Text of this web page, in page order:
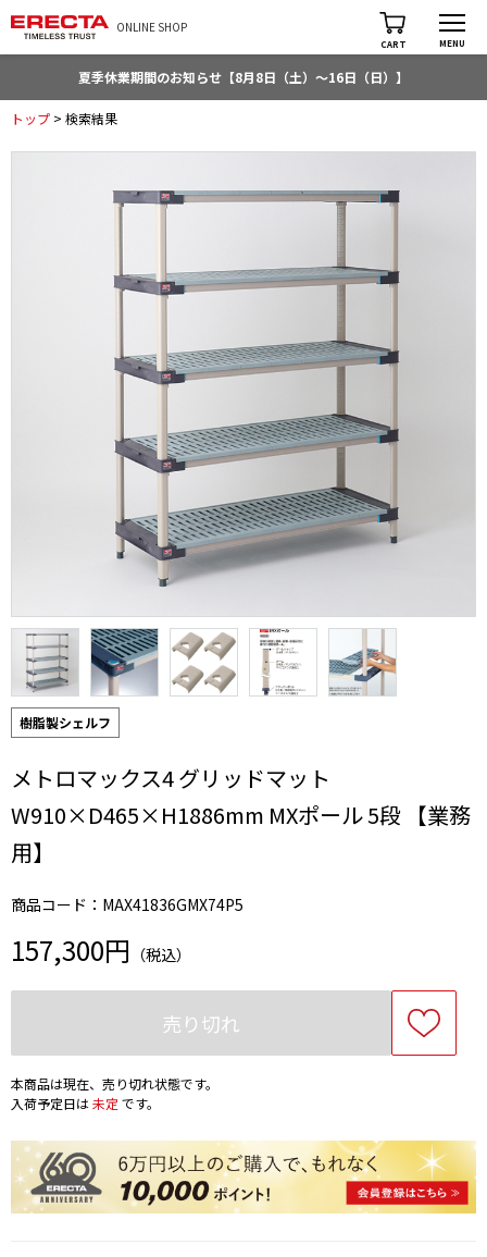
ONLINE SHOP
CART MENU
夏季休業期間のお知らせ【8月8日（土）～16日（日）】
トップ > 検索結果
樹脂製シェルフ
メトロマックス4 グリッドマット
W910×D465×H1886mm MXポール 5段 【業務
用】
商品コード：MAX41836GMX74P5
157,300円 （税込）
売り切れ
本商品は現在、売り切れ状態です。
入荷予定日は未定 です。